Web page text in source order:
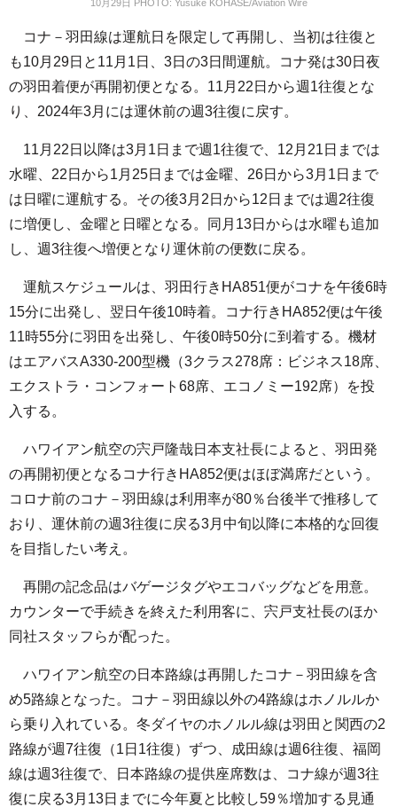
10月29日 PHOTO: Yusuke KOHASE/Aviation Wire
コナ－羽田線は運航日を限定して再開し、当初は往復と
も10月29日と11月1日、3日の3日間運航。コナ発は30日夜
の羽田着便が再開初便となる。11月22日から週1往復とな
り、2024年3月には運休前の週3往復に戻す。
11月22日以降は3月1日まで週1往復で、12月21日までは
水曜、22日から1月25日までは金曜、26日から3月1日まで
は日曜に運航する。その後3月2日から12日までは週2往復
に増便し、金曜と日曜となる。同月13日からは水曜も追加
し、週3往復へ増便となり運休前の便数に戻る。
運航スケジュールは、羽田行きHA851便がコナを午後6時
15分に出発し、翌日午後10時着。コナ行きHA852便は午後
11時55分に羽田を出発し、午後0時50分に到着する。機材
はエアバスA330-200型機（3クラス278席：ビジネス18席、
エクストラ・コンフォート68席、エコノミー192席）を投
入する。
ハワイアン航空の宍戸隆哉日本支社長によると、羽田発
の再開初便となるコナ行きHA852便はほぼ満席だという。
コロナ前のコナ－羽田線は利用率が80％台後半で推移して
おり、運休前の週3往復に戻る3月中旬以降に本格的な回復
を目指したい考え。
再開の記念品はバゲージタグやエコバッグなどを用意。
カウンターで手続きを終えた利用客に、宍戸支社長のほか
同社スタッフらが配った。
ハワイアン航空の日本路線は再開したコナ－羽田線を含
め5路線となった。コナ－羽田線以外の4路線はホノルルか
ら乗り入れている。冬ダイヤのホノルル線は羽田と関西の2
路線が週7往復（1日1往復）ずつ、成田線は週6往復、福岡
線は週3往復で、日本路線の提供座席数は、コナ線が週3往
復に戻る3月13日までに今年夏と比較し59％増加する見通